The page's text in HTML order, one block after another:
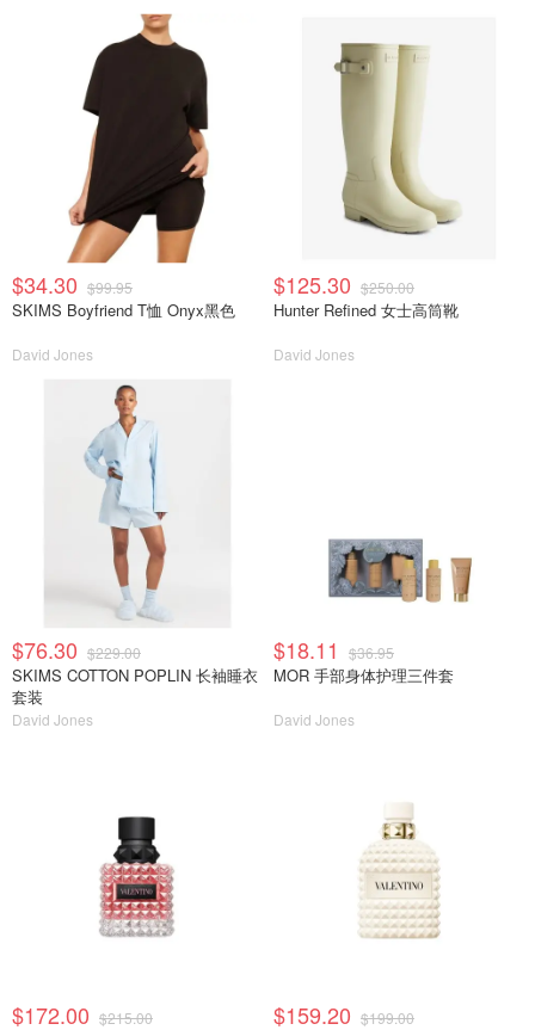
$34.30 $99.95
SKIMS Boyfriend T恤 Onyx黑色
David Jones
$125.30 $250.00
Hunter Refined 女士高筒靴
David Jones
$76.30 $229.00
SKIMS COTTON POPLIN 长袖睡衣
套装
David Jones
$18.11 $36.95
MOR 手部身体护理三件套
David Jones
$172.00 $215.00 $159.20 $199.00